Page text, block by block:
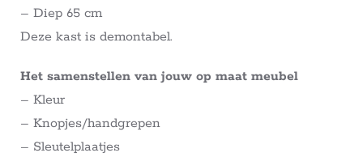
– Diep 65 cm
Deze kast is demontabel.
Het samenstellen van jouw op maat meubel
– Kleur
– Knopjes/handgrepen
– Sleutelplaatjes